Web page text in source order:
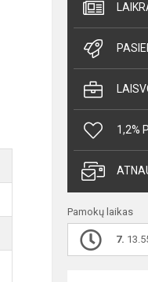
1,2%
Pamokų laikas
7.